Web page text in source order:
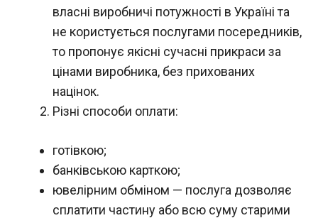
власні виробничі потужності в Україні та
не користується послугами посередників,
то пропонує якісні сучасні прикраси за
цінами виробника, без прихованих
націнок.
Різні способи оплати:
готівкою;
банківською карткою;
ювелірним обміном — послуга дозволяє
сплатити частину або всю суму старими